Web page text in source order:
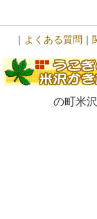
｜ よくある質問 ｜
の町米